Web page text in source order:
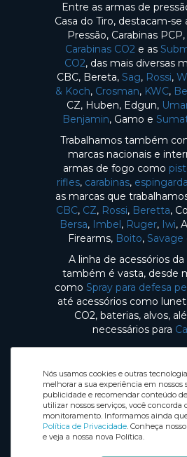
Nós usamos cookies e outras
melhorar a sua experiência em nossos
publicidade e recomendar conteúdo
utilizar nossos serviços, você concorda
monitoramento. Informamos ainda
Política de Privacidade. Conheça nosso
e veja a nossa nova Política.
Entre as armas de
Casa do Tiro, destacam-se
Pressão, Carabinas PCP,
Carabinas CO2 e as
CO2, das mais diversas
CBC, Bereta, Sag, Rossi,
& Koch, Crosman, KWC,
CZ, Huben, Edgun,
Benjamin, Gamo e
Trabalhamos também
marcas nacionais e
armas de fogo como
rifles, carabinas,
as marcas que
CBC, CZ, Rossi, Beretta,
Bersa, Imbel , Ruger, Iwi,
Firearms, Boito, Savage
A linha de acessórios da
também é vasta, desde
como Spray para defesa
até acessórios como
CO2, baterias, alvos,
necessários para
Selos de Segurança